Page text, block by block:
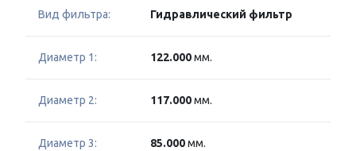
Вид фильтра: Гидравлический фильтр
Диаметр 1: 122.000мм.
Диаметр 2: 117.000мм.
Диаметр 3: 85.000мм.